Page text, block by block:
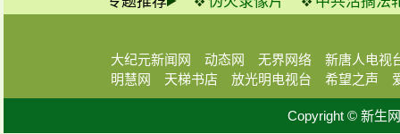
大纪元新闻网 动态网 无界网络
新唐人电视
明慧网
天梯书店 放光明电视台 希望之声
Copyright © 新生